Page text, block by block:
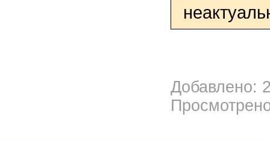
Добавлено: